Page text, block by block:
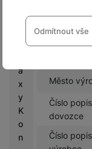
Nastavení
cookies
VŽDY AKTIVNÍ
Technické cookies
porovnávání
Preferenční
Preferenční a
nastavovat znovu
chatu
Odmítnout vše
a
x
y
K
o
n
Město
Město
Číslo
dovozce
Číslo